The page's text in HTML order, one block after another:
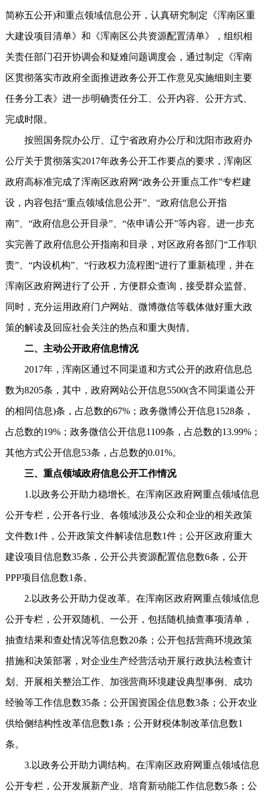
简称五公开)和重点领域信息公开，认真研究制定《浑南区重
大建设项目清单》和《浑南区公共资源配置清单》，组织相
关责任部门召开协调会和疑难问题调度会，通过制定《浑南
区贯彻落实市政府全面推进政务公开工作意见实施细则主要
任务分工表》进一步明确责任分工、公开内容、公开方式、
完成时限。
按照国务院办公厅、辽宁省政府办公厅和沈阳市政府办
公厅关于贯彻落实2017年政务公开工作要点的要求，浑南区
政府高标准完成了浑南区政府网“政务公开重点工作”专栏建
设，内容包括“重点领域信息公开”、“政府信息公开指
南”、“政府信息公开目录”、“依申请公开”等内容。进一步充
实完善了政府信息公开指南和目录，对区政府各部门“工作职
责”、“内设机构”、“行政权力流程图“进行了重新梳理，并在
浑南区政府网进行了公开，方便群众查询，接受群众监督。
同时，充分运用政府门户网站、微博微信等载体做好重大政
策的解读及回应社会关注的热点和重大舆情。
二、主动公开政府信息情况
2017年，浑南区通过不同渠道和方式公开的政府信息总
数为8205条，其中，政府网站公开信息5500(含不同渠道公开
的相同信息)条，占总数的67%；政务微博公开信息1528条，
占总数的19%；政务微信公开信息1109条，占总数的13.99%；
其他方式公开信息53条，占总数的0.01%。
三、重点领域政府信息公开工作情况
1.以政务公开助力稳增长。在浑南区政府网重点领域信息
公开专栏，公开各行业、各领域涉及公众和企业的相关政策
文件数1件，公开政策文件解读信息数1件；公开区政府重大
建设项目信息数35条，公开公共资源配置信息数6条，公开
PPP项目信息数1条。
2.以政务公开助力促改革。在浑南区政府网重点领域信息
公开专栏，公开双随机、一公开，包括随机抽查事项清单，
抽查结果和查处情况等信息数20条；公开包括营商环境政策
措施和决策部署，对企业生产经营活动开展行政执法检查计
划、开展相关整治工作、加强营商环境建设典型事例、成功
经验等工作信息数35条；公开国资国企信息数3条；公开农业
供给侧结构性改革信息数1条；公开财税体制改革信息数1
条。
3.以政务公开助力调结构。在浑南区政府网重点领域信息
公开专栏，公开发展新产业、培育新动能工作信息数5条；公